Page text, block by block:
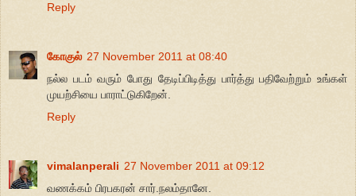
Reply
கோகுல் 27 November 2011 at 08:40
நல்ல படம் வரும் போது தேடிப்பிடித்து பார்த்து பதிவேற்றும் உங்கள்
முயற்சியை பாராட்டுகிறேன்.
Reply
vimalanperali 27 November 2011 at 09:12
வணக்கம் பிரபகரன் சார்.நலம்தானே.